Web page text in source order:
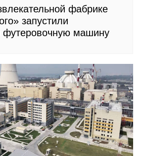
фабрике
запустили
футеровочную машину